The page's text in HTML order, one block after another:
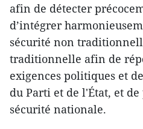
afin de détecter
d’intégrer
sécurité non
traditionnelle afin de
exigences politiques et
du Parti et de l'État, et
sécurité nationale.